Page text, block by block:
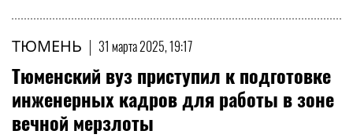
ТЮМЕНЬ | 31 марта 2025, 19:17
Тюменский вуз приступил к подготовке
инженерных кадров для работы в зоне
вечной мерзлоты